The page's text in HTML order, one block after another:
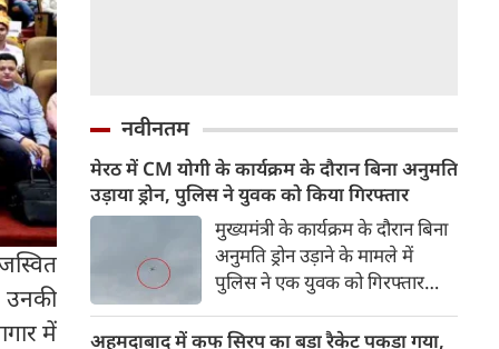
उनकी
में
नवीनतम
मेरठ में CM योगी के कार्यक्रम के दौरान बिना अनुमति
उड़ाया ड्रोन, पुलिस ने युवक को किया गिरफ्तार
मुख्यमंत्री के कार्यक्रम के दौरान बिना
अनुमति ड्रोन उड़ाने के मामले में
पुलिस ने एक युवक को गिरफ्तार
दो ड्रोन उड़ते हुए दिखाई दिए थे। जांच
अहमदाबाद में कफ सिरप का बड़ा रैकेट पकड़ा गया,